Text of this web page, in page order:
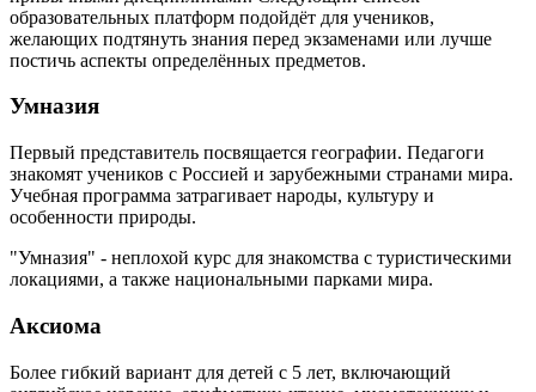
образовательных платформ подойдёт для учеников,
желающих подтянуть знания перед экзаменами или лучше
постичь аспекты определённых предметов.
Умназия
Первый представитель посвящается географии. Педагоги
знакомят учеников с Россией и зарубежными странами мира.
Учебная программа затрагивает народы, культуру и
особенности природы.
"Умназия" - неплохой курс для знакомства с туристическими
локациями, а также национальными парками мира.
Аксиома
Более гибкий вариант для детей с 5 лет, включающий